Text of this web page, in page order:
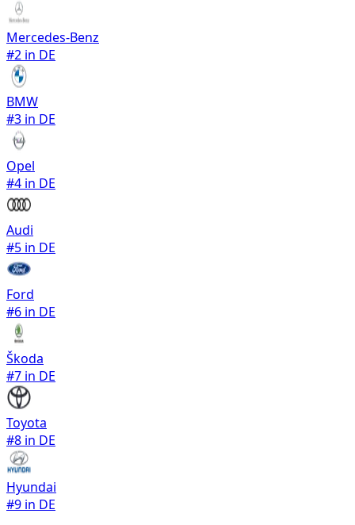
Mercedes-Benz
#2 in DE
BMW
#3 in DE
Opel
#4 in DE
Audi
#5 in DE
Ford
#6 in DE
Škoda
#7 in DE
Toyota
#8 in DE
Hyundai
#9 in DE